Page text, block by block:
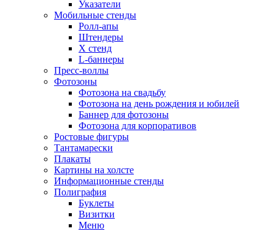
Указатели
Мобильные стенды
Ролл-апы
Штендеры
Х стенд
L-баннеры
Пресс-воллы
Фотозоны
Фотозона на свадьбу
Фотозона на день рождения и юбилей
Баннер для фотозоны
Фотозона для корпоративов
Ростовые фигуры
Тантамарески
Плакаты
Картины на холсте
Информационные стенды
Полиграфия
Буклеты
Визитки
Меню